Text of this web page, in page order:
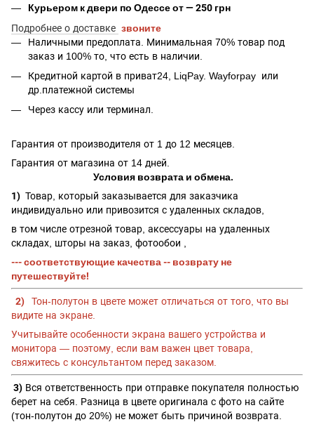
Курьером к двери по Одессе от — 250 грн
Подробнее о доставке звоните
Наличными предоплата. Минимальная 70% товар под
заказ и 100% то, что есть в наличии.
Кредитной картой в приват24, LiqPay. Wayforpay или
др.платежной системы
Через кассу или терминал.
Гарантия от производителя от 1 до 12 месяцев.
Гарантия от магазина от 14 дней.
Условия возврата и обмена.
1) Товар, который заказывается для заказчика
индивидуально или привозится с удаленных складов,
в том числе отрезной товар, аксессуары на удаленных
складах, шторы на заказ, фотообои ,
--- соответствующие качества -- возврату не
путешествуйте!
2)
Тон-полутон в цвете может отличаться от того, что вы
видите на экране.
Учитывайте особенности экрана вашего устройства и
монитора — поэтому, если вам важен цвет товара,
свяжитесь с консультантом перед заказом.
3) Вся ответственность при отправке покупателя полностью
берет на себя. Разница в цвете оригинала с фото на сайте
(тон-полутон до 20%) не может быть причиной возврата.